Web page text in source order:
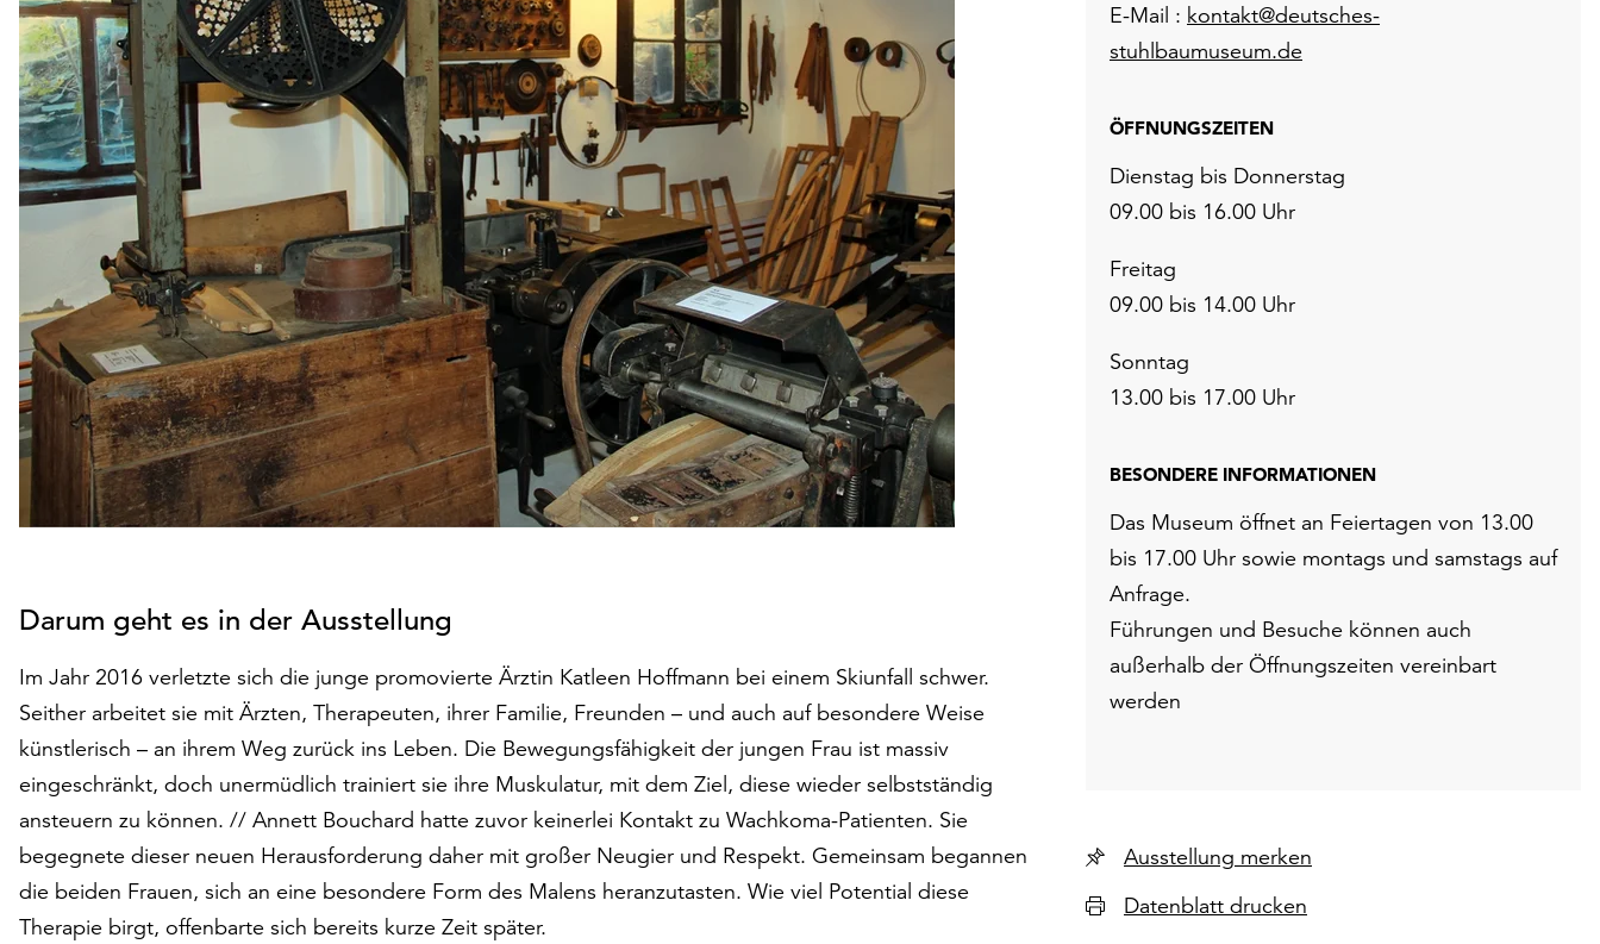
Darum geht es in der Ausstellung
Im Jahr 2016 verletzte sich die junge promovierte Ärztin Katleen Hoffmann bei einem Skiunfall schwer.
Seither arbeitet sie mit Ärzten, Therapeuten, ihrer Familie, Freunden – und auch auf besondere Weise
künstlerisch – an ihrem Weg zurück ins Leben. Die Bewegungsfähigkeit der jungen Frau ist massiv
eingeschränkt, doch unermüdlich trainiert sie ihre Muskulatur, mit dem Ziel, diese wieder selbstständig
ansteuern zu können. // Annett Bouchard hatte zuvor keinerlei Kontakt zu Wachkoma-Patienten. Sie
begegnete dieser neuen Herausforderung daher mit großer Neugier und Respekt. Gemeinsam begannen
die beiden Frauen, sich an eine besondere Form des Malens heranzutasten. Wie viel Potential diese
Therapie birgt, offenbarte sich bereits kurze Zeit später.
E-Mail : kontakt@deutsches-
stuhlbaumuseum.de
ÖFFNUNGSZEITEN
Dienstag bis Donnerstag
09.00 bis 16.00 Uhr
Freitag
09.00 bis 14.00 Uhr
Sonntag
13.00 bis 17.00 Uhr
BESONDERE INFORMATIONEN
Das Museum öffnet an Feiertagen von 13.00
bis 17.00 Uhr sowie montags und samstags auf
Anfrage.
Führungen und Besuche können auch
außerhalb der Öffnungszeiten vereinbart
werden
Ausstellung merken
Datenblatt drucken